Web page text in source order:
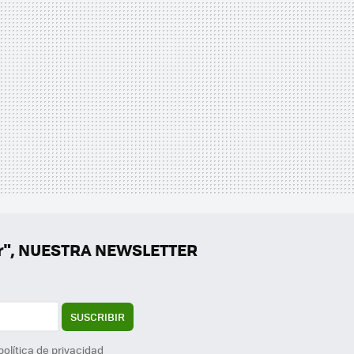
NEWSLETTER
SUSCRIBIR
de privacidad